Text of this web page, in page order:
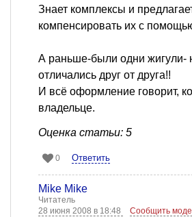
Знает комплексы и
компенсировать их с
А раньше-были одни жигули-
отличались друг от друга!!
И всё оформление говорит,
владельце.
Оценка статьи: 5
0 Ответить
Mike Mike
Читатель
28 июня 2008 в 18:48
Сообщить